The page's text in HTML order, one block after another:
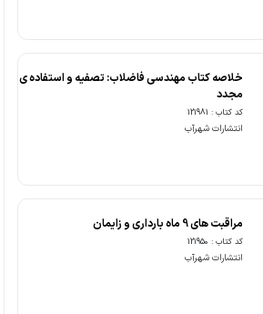
خلاصه کتاب مهندسی فاضلاب: تصفیه و استفاده ی
مجدد
کد کتاب : 121981
انتشارات شهرآب
مراقبت های 9 ماه بارداری و زایمان
کد کتاب : 121950
انتشارات شهرآب